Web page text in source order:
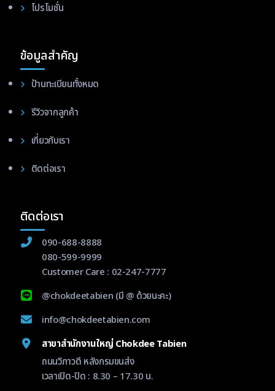
โปรโมชั่น
ข้อมูลสำคัญ
ป้านทะเบียนทั้งหมด
รีวิวจากลูกค้า
เกี่ยวกับเรา
ติดต่อเรา
ติดต่อเรา
090-688-8888
080-599-9999
Customer Care : 02-247-7777
@chokdeetabien (มี @ ด้วยนะคะ)
info@chokdeetabien.com
สาขาสำนักงานใหญ่ Chokdee Tabien
ถนนวิภาวดี หลังกรมขนส่ง
เวลาเปิด-ปิด : 8.30 – 17.30 น.